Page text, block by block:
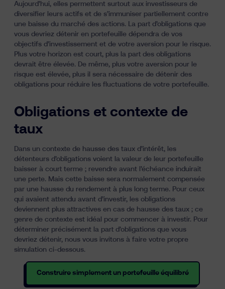
Aujourd’hui, elles permettent surtout aux investisseurs de
diversifier leurs actifs et de s’immuniser partiellement contre
une baisse du marché des actions. La part d’obligations que
vous devriez détenir en portefeuille dépendra de vos
objectifs d’investissement et de votre aversion pour le risque.
Plus votre horizon est court, plus la part des obligations
devrait être élevée. De même, plus votre aversion pour le
risque est élevée, plus il sera nécessaire de détenir des
obligations pour réduire les fluctuations de votre portefeuille.
Obligations et contexte de
taux
Dans un contexte de hausse des taux d’intérêt, les
détenteurs d’obligations voient la valeur de leur portefeuille
baisser à court terme ; revendre avant l’échéance induirait
une perte. Mais cette baisse sera normalement compensée
par une hausse du rendement à plus long terme. Pour ceux
qui avaient attendu avant d’investir, les obligations
deviennent plus attractives en cas de hausse des taux ; ce
genre de contexte est idéal pour commencer à investir. Pour
déterminer précisément la part d’obligations que vous
devriez détenir, nous vous invitons à faire votre propre
simulation ci-dessous.
Construire simplement un portefeuille équilibré